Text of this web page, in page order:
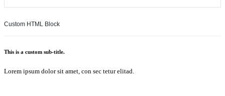
Custom HTML Block
This is a custom sub-title.
Lorem ipsum dolor sit amet, con sec tetur elitad.